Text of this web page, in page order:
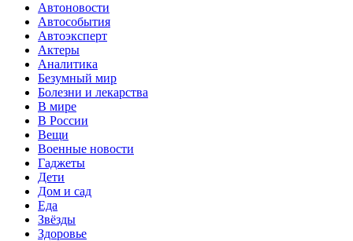
Автоновости
Автособытия
Автоэксперт
Актеры
Аналитика
Безумный мир
Болезни и лекарства
В мире
В России
Вещи
Военные новости
Гаджеты
Дети
Дом и сад
Еда
Звёзды
Здоровье